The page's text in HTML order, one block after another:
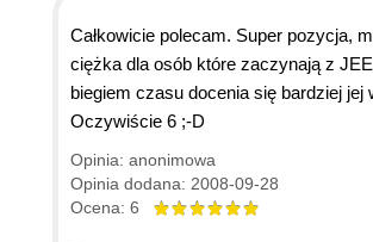
Całkowicie polecam. Super pozycja,
ciężka dla osób które zaczynają z
biegiem czasu docenia się bardziej jej
Oczywiście 6 ;-D
Opinia: anonimowa
Opinia dodana: 2008-09-28
Ocena: 6